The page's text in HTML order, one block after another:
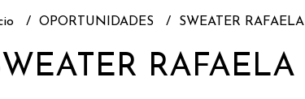
OPORTUNIDADES SWEATER RAFAELA
RAFAELA